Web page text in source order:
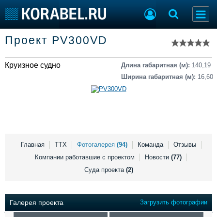
Тип судна
Добавить судно
Добавить проект
Последние 100
Судостроение
Работа
Крюинг
Торговая площадка
Материалы
Услуги
Конференции
Флот
Проект PV300VD
Круизное судно Длина габаритная (м): 140,19
Ширина габаритная (м): 16,60
Главная ТТХ Фотогалерея (94) Команда
Отзывы
Компании работавшие с проектом
Новости (77)
Суда проекта (2)
Галерея проекта Загрузить фотографии